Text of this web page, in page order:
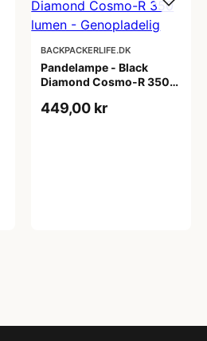
BACKPACKERLIFE.DK
Pandelampe - Black
Diamond Cosmo-R 350
449,00 kr